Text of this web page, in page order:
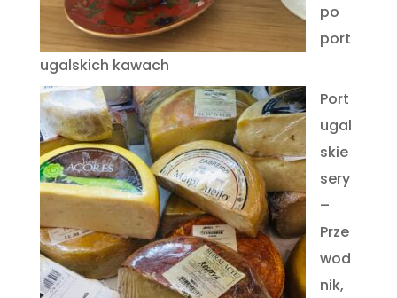
po
port
ugalskich kawach
Port
ugal
skie
sery
–
Prze
wod
nik,